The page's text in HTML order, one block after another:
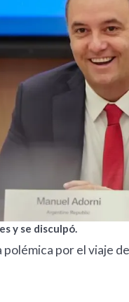
y se disculpó.
por el viaje